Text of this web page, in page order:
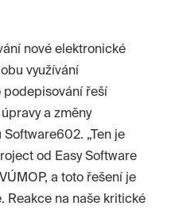
nové elektronické
využívání
podepisování řeší
a změny
„Ten je
od Easy Software
a toto řešení je
Reakce na naše kritické